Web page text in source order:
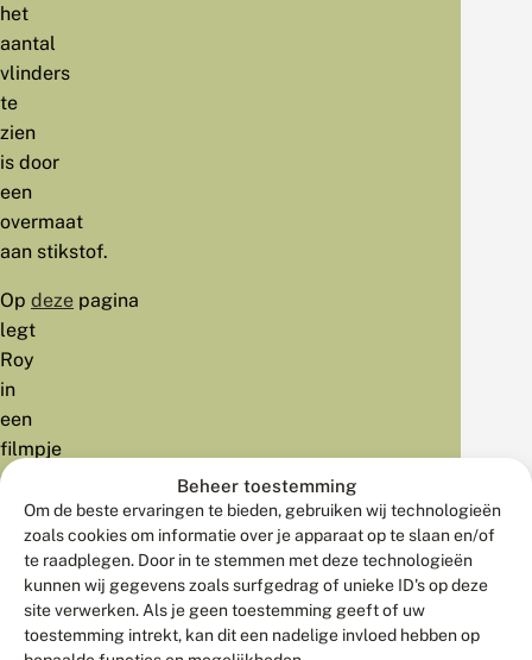
Beheer toestemming
Om de beste ervaringen te bieden, gebruiken wij technologieën
zoals cookies om informatie over je apparaat op te slaan en/of
te raadplegen. Door in te stemmen met deze technologieën
kunnen wij gegevens zoals surfgedrag of unieke ID's op deze
site verwerken. Als je geen toestemming geeft of uw
toestemming intrekt, kan dit een nadelige invloed hebben op
het
aantal
vlinders
te
zien
is door
een
overmaat
aan stikstof.
Op deze pagina
legt
Roy
in
een
filmpje
uit
wat
het
stikstofprobleem
betekent
voor